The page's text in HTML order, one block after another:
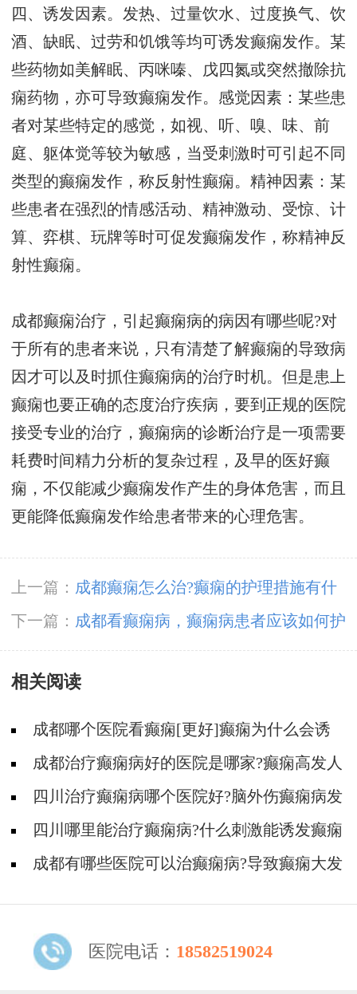
四、诱发因素。发热、过量饮水、过度换气、饮
酒、缺眠、过劳和饥饿等均可诱发癫痫发作。某
些药物如美解眠、丙咪嗪、戊四氮或突然撤除抗
痫药物，亦可导致癫痫发作。感觉因素：某些患
者对某些特定的感觉，如视、听、嗅、味、前
庭、躯体觉等较为敏感，当受刺激时可引起不同
类型的癫痫发作，称反射性癫痫。精神因素：某
些患者在强烈的情感活动、精神激动、受惊、计
算、弈棋、玩牌等时可促发癫痫发作，称精神反
射性癫痫。
成都癫痫治疗，引起癫痫病的病因有哪些呢?对
于所有的患者来说，只有清楚了解癫痫的导致病
因才可以及时抓住癫痫病的治疗时机。但是患上
癫痫也要正确的态度治疗疾病，要到正规的医院
接受专业的治疗，癫痫病的诊断治疗是一项需要
耗费时间精力分析的复杂过程，及早的医好癫
痫，不仅能减少癫痫发作产生的身体危害，而且
更能降低癫痫发作给患者带来的心理危害。
上一篇： 成都癫痫怎么治?癫痫的护理措施有什
么效果呢?
下一篇： 成都看癫痫病，癫痫病患者应该如何护
理呢?
相关阅读
成都哪个医院看癫痫[更好]癫痫为什么会诱
发?成都治疗癫痫病好的医院是哪家?癫痫高发人
群有哪些?
四川治疗癫痫病哪个医院好?脑外伤癫痫病发
作的原因有那哪些?
四川哪里能治疗癫痫病?什么刺激能诱发癫痫
病?成都有哪些医院可以治癫痫病?导致癫痫大发
医院电话： 18582519024